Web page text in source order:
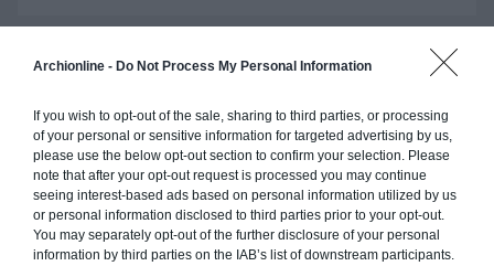
Archionline - Do Not Process My Personal Information
If you wish to opt-out of the sale, sharing to third parties, or processing
of your personal or sensitive information for targeted advertising by us,
please use the below opt-out section to confirm your selection. Please
note that after your opt-out request is processed you may continue
seeing interest-based ads based on personal information utilized by us
or personal information disclosed to third parties prior to your opt-out.
You may separately opt-out of the further disclosure of your personal
information by third parties on the IAB’s list of downstream participants.
Chiffrage estimatif pour : Fondations et normes
standards. Construction en ossature bois isolé.
Finitions haut de gamme. Le prix "clé en main"
inclut le gros oeuvre et le second oeuvre (cuisine,
peinture, sols...), mais exclut piscine, jardin et
clôture.